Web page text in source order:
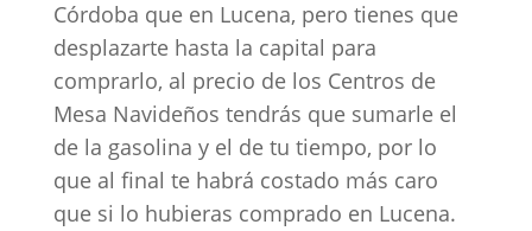
Córdoba que en Lucena, pero tienes que
desplazarte hasta la capital para
comprarlo, al precio de los Centros de
Mesa Navideños tendrás que sumarle el
de la gasolina y el de tu tiempo, por lo
que al final te habrá costado más caro
que si lo hubieras comprado en Lucena.